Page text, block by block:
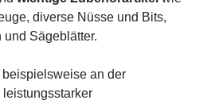
diverse Nüsse und Bits,
Sägeblätter.
beispielsweise an der
leistungsstarker